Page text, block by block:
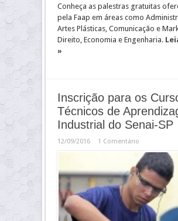
Conheça as palestras gratuitas
pela Faap em áreas como
Artes Plásticas, Comunicação e
Direito, Economia e Engenharia.
»
Inscrição para os
Técnicos de
Industrial do Senai-SP
12/09/2016 1 Comentário